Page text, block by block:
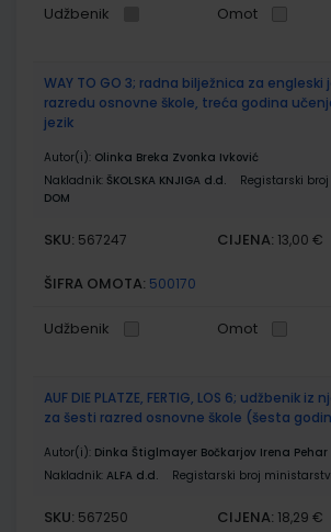
Udžbenik Omot
WAY TO GO 3; radna bilježnica za
razredu osnovne škole, treća godina
jezik
Autor(i): Olinka Breka Zvonka Ivković
Nakladnik: ŠKOLSKA KNJIGA d.d. Registarski
DOM
SKU: 567247 CIJENA: 13,00 €
ŠIFRA OMOTA: 500170
Udžbenik Omot
AUF DIE PLATZE, FERTIG, LOS 6; udžbenik
za šesti razred osnovne škole (šesta
Autor(i): Dinka Štiglmayer Bočkarjov Irena Pehar
Nakladnik: ALFA d.d. Registarski broj
SKU: 567250 CIJENA: 18,29 €